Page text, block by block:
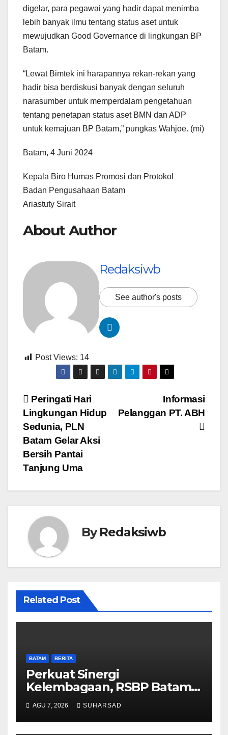
digelar, para pegawai yang hadir dapat menimba
lebih banyak ilmu tentang status aset untuk
mewujudkan Good Governance di lingkungan BP
Batam.
“Lewat Bimtek ini harapannya rekan-rekan yang
hadir bisa berdiskusi banyak dengan seluruh
narasumber untuk memperdalam pengetahuan
tentang penetapan status aset BMN dan ADP
untuk kemajuan BP Batam,” pungkas Wahjoe. (mi)
Batam, 4 Juni 2024
Kepala Biro Humas Promosi dan Protokol
Badan Pengusahaan Batam
Ariastuty Sirait
About Author
Redaksiwb
See author's posts
Post Views: 14
Navigasi
pos
Informasi
Pelanggan PT. ABH
Peringati Hari
Lingkungan Hidup
Sedunia, PLN
Batam Gelar Aksi
Bersih Pantai
Tanjung Uma
ByRedaksiwb
Related Post
BATAM BERITA
Perkuat Sinergi
Kelembagaan, RSBP Batam
dan BPOM Pastikan
Pelayanan dan Ketersediaan
Obat Aman
AGU 7, 2026 SUHARSAD